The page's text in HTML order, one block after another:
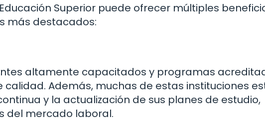
Superior puede ofrecer múltiples
más destacados:
altamente capacitados y programas
Además, muchas de estas instituciones
y la actualización de sus planes de estudio,
del mercado laboral.